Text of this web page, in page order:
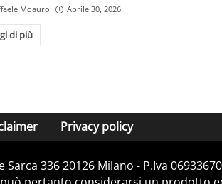
Moauro Aprile 30, 2026
di più
Privacy policy
336 20126 Milano - P.Iva